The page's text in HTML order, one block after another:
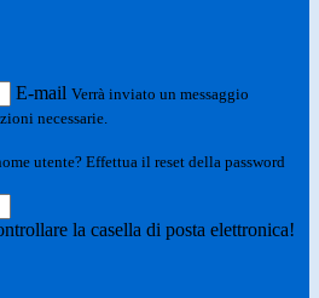
E-mail Verrà inviato un messaggio
necessarie.
utente? Effettua il reset della password
la casella di posta elettronica!